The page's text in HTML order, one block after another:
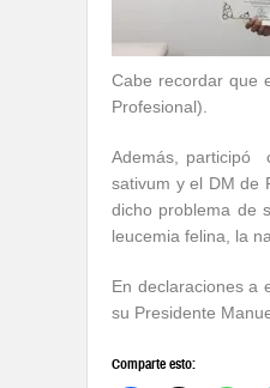
Cabe recordar que
Profesional).
Además, participó
sativum y el DM de
dicho problema de
leucemia felina, la
En declaraciones a
su Presidente
Comparte esto: